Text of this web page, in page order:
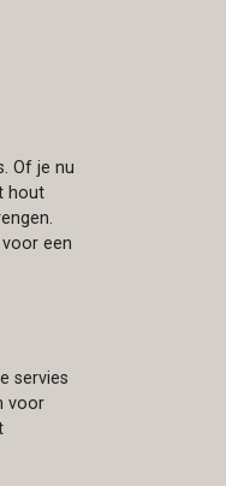
Of je nu
hout
een
servies
voor